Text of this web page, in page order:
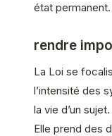
état permanent.
rendre
La Loi se
l’intensité des
la vie d’un sujet.
Elle prend des